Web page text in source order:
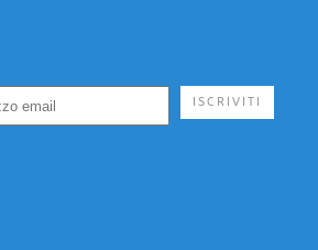
ISCRIVITI